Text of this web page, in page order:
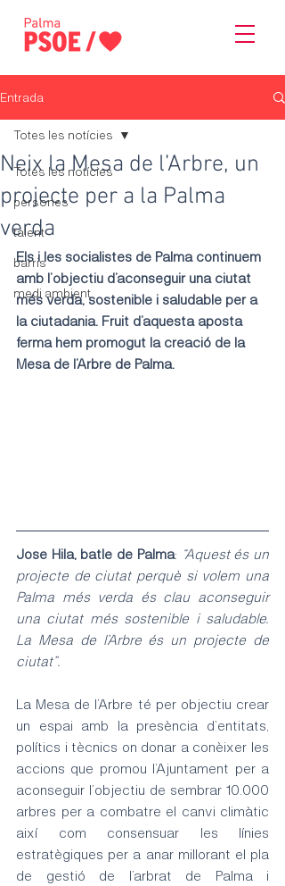
Entrada
Totes les notícies
persones
talent
barris
medi ambient
Totes les notícies
Neix la Mesa de l’Arbre, un
projecte per a la Palma
verda
Els i les socialistes de Palma continuem
amb l’objectiu d’aconseguir una ciutat
més verda, sostenible i saludable per a
la ciutadania. Fruit d’aquesta aposta
ferma hem promogut la creació de la
Mesa de l’Arbre de Palma.
Jose Hila, batle de Palma: “Aquest és un
projecte de ciutat perquè si volem una
Palma més verda és clau aconseguir
una ciutat més sostenible i saludable.
La Mesa de l’Arbre és un projecte de
ciutat”.
La Mesa de l’Arbre té per objectiu crear
un espai amb la presència d’entitats,
polítics i tècnics on donar a conèixer les
accions que promou l’Ajuntament per a
aconseguir l’objectiu de sembrar 10.000
arbres per a combatre el canvi climàtic
així com consensuar les línies
estratègiques per a anar millorant el pla
de gestió de l’arbrat de Palma i